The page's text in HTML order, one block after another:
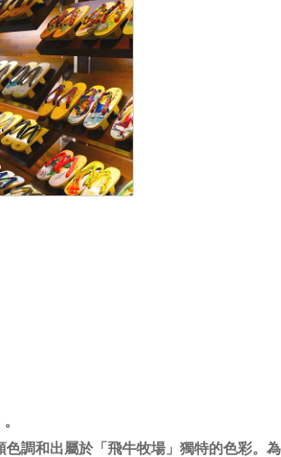
調和出屬於「飛牛牧場」獨特的色彩。